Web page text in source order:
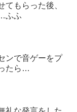
てもらった後、
ふふ
ンで音ゲーをプ
たら…